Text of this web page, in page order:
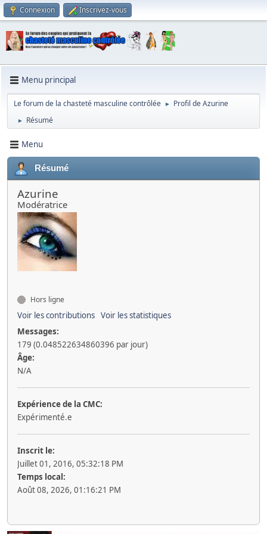
Connexion Inscrivez-vous
Menu principal
Le forum de la chasteté masculine contrôlée ► Profil de Azurine
► Résumé
Menu
Résumé
Azurine
Modératrice
Hors ligne
Voir les contributions Voir les statistiques
Messages:
179 (0.048522634860396 par jour)
Âge:
N/A
Expérience de la CMC:
Expérimenté.e
Inscrit le:
Juillet 01, 2016, 05:32:18 PM
Temps local:
Août 08, 2026, 01:16:21 PM